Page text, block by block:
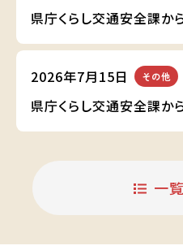
県庁くらし交通安全課か
2026年7月15日 その他
県庁くらし交通安全課
一